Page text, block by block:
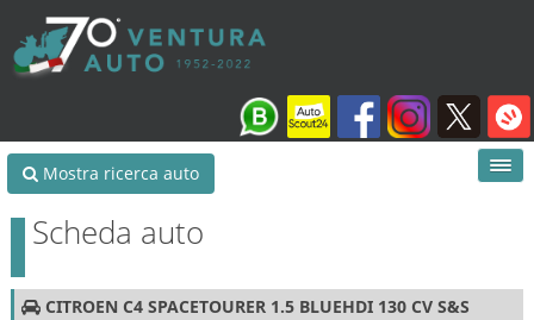
Mostra ricerca auto
Scheda auto
CITROEN C4 SPACETOURER 1.5 BLUEHDI 130 CV S&S